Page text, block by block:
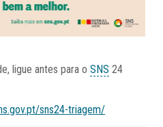
ligue antes para oSNS 24
sns24-triagem/